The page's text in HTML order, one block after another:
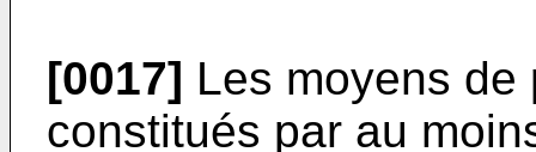
[0017] Les moyens
constitués par au